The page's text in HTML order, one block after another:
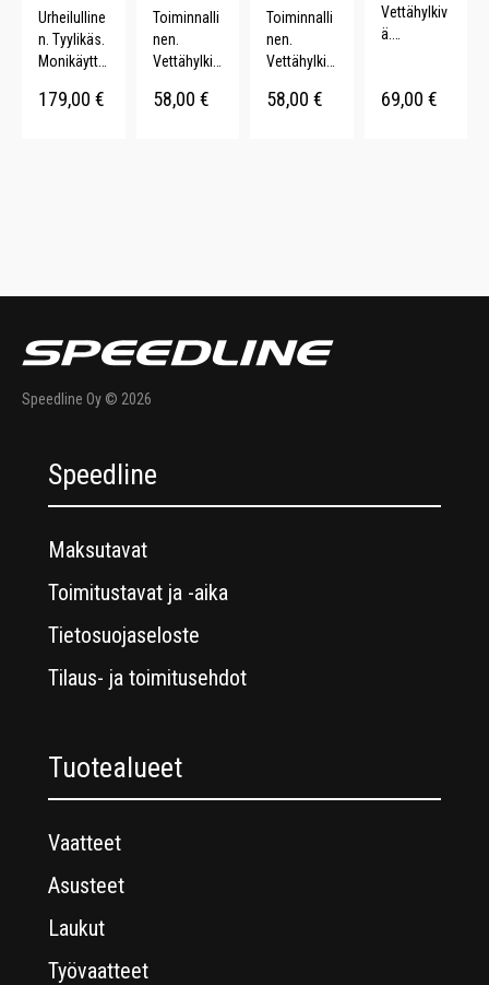
Urheilulline
n. Tyylikäs.
Monikäyttö
Vettähylkiv
179,00 €
Toiminnalli
nen.
Vettähylkiv
Fleecevuor
58,00 €
Toiminnalli
nen.
Vettähylkiv
Fleecevuor
58,00 €
Vettähylkiv
ä.
Säädettävä
69,00 €
Speedline Oy © 2026
Speedline
Maksutavat
Toimitustavat ja -aika
Tietosuojaseloste
Tilaus- ja toimitusehdot
Tuotealueet
Vaatteet
Asusteet
Laukut
Työvaatteet